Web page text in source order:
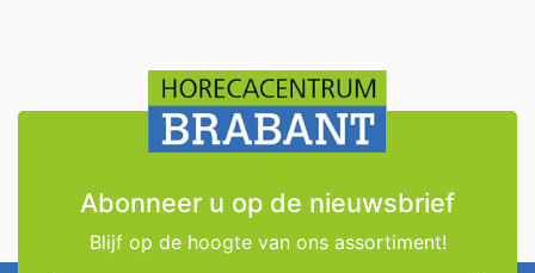
Abonneer u op de nieuwsbrief
Blijf op de hoogte van ons assortiment!